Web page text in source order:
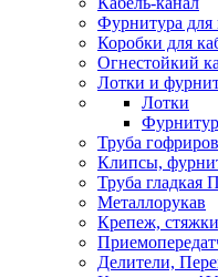
Фурнитура для
Коробки для
Огнестойкий
Лотки и
Лотки
Труба
Клипсы,
Труба гладкая
Металлорукав
Крепеж,
Делители,